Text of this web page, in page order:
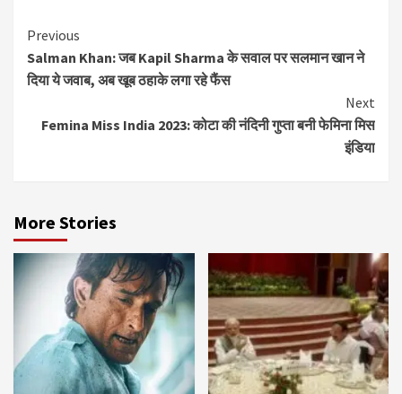
Continue
Reading
Previous
Salman Khan: जब Kapil Sharma के सवाल पर सलमान खान ने
दिया ये जवाब, अब खूब ठहाके लगा रहे फैंस
Next
Femina Miss India 2023: कोटा की नंदिनी गुप्ता बनी फेमिना मिस
इंडिया
More Stories